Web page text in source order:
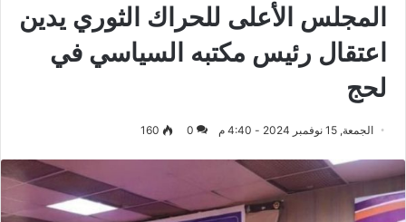
المجلس الأعلى للحراك الثوري يدين
اعتقال رئيس مكتبه السياسي في
لحج
الجمعة, 15 نوفمبر 2024 - 4:40 م 0
160